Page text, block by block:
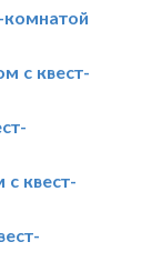
с квест-
квест-